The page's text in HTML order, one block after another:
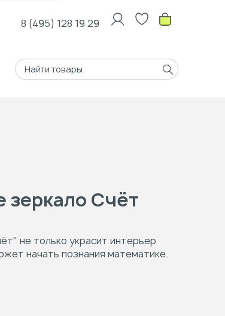
8 (495) 128 19 29
зеркало Счёт
не только украсит интерьер
начать познания математике.